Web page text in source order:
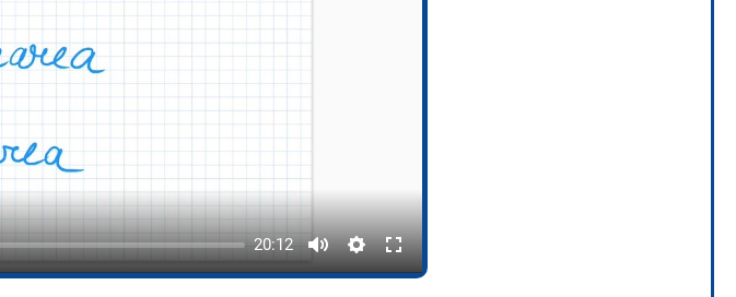
20:12